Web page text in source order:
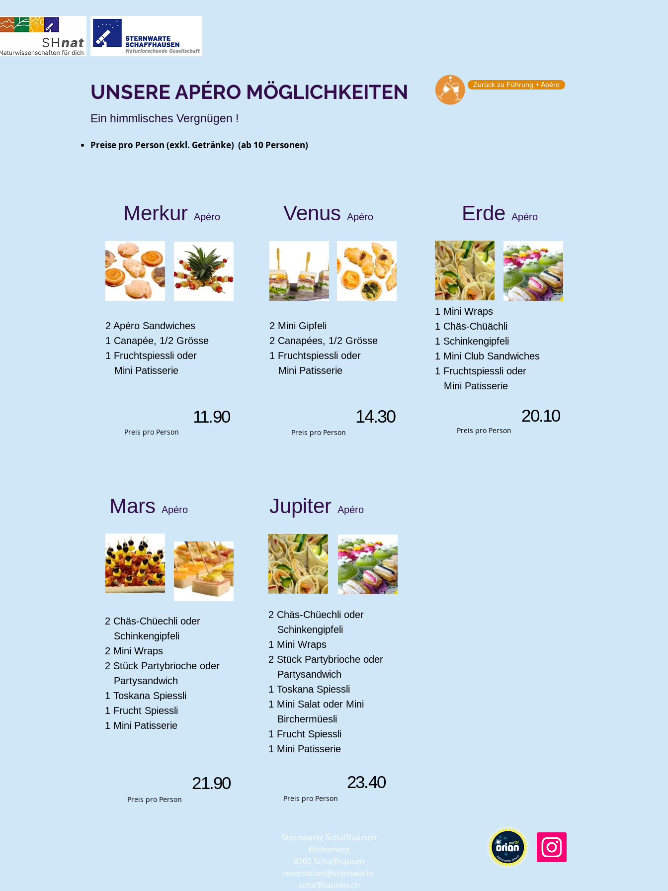
UNSERE APÉRO MÖGLICHKEITEN
Ein himmlisches Vergnügen !
Zurück zu Führung + Apéro
Preise pro Person (exkl. Getränke) (ab 10 Personen)
Merkur Apéro
2 Apéro Sandwiches
1 Canapée, 1/2 Grösse
1 Fruchtspiessli oder
Mini Patisserie
Preis pro Person
11.90
Venus Apéro
2 Mini Gipfeli
2 Canapées, 1/2 Grösse
1 Fruchtspiessli oder
Mini Patisserie
Preis pro Person
14.30
Erde Apéro
1 Mini Wraps
1 Chäs-Chüächli
1 Schinkengipfeli
1 Mini Club Sandwiches
1 Fruchtspiessli oder
Mini Patisserie
Preis pro Person
20.10
Mars Apéro
2 Chäs-Chüechli oder
Schinkengipfeli
2 Mini Wraps
2 Stück Partybrioche oder
Partysandwich
1 Toskana Spiessli
1 Frucht Spiessli
1 Mini Patisserie
Preis pro Person
21.90
Jupiter Apéro
2 Chäs-Chüechli oder
Schinkengipfeli
1 Mini Wraps
2 Stück Partybrioche oder
Partysandwich
1 Toskana Spiessli
1 Mini Salat oder Mini
Birchermüesli
1 Frucht Spiessli
1 Mini Patisserie
Preis pro Person
23.40
Sternwarte Schaffhausen
Weiherweg
8200 Schaffhausen
reservation@sternwarte-
schaffhausen.ch